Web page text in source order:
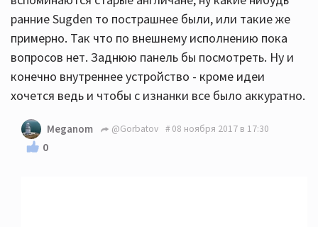
ранние Sugden то пострашнее были, или такие же
примерно. Так что по внешнему исполнению пока
вопросов нет. Заднюю панель бы посмотреть. Ну и
конечно внутреннее устройство - кроме идеи
хочется ведь и чтобы с изнанки все было аккуратно.
Meganom @Gorbatov 08 ноября 2017 в 17:30
0